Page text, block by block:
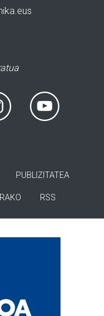
PUBLIZITATEA
RSS